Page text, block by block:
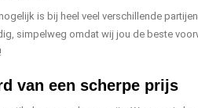
is bij heel veel verschillende
simpelweg omdat wij jou de beste
van een scherpe prijs